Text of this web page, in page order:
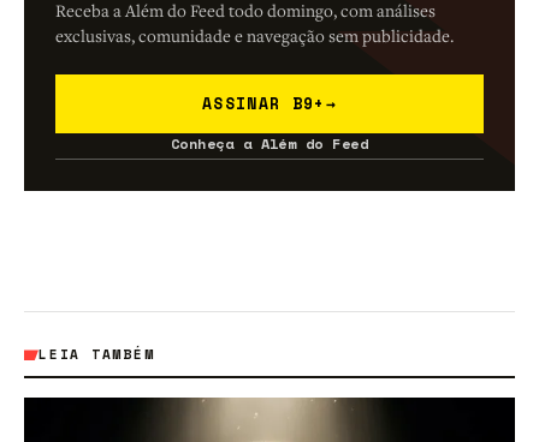
Receba a Além do Feed todo domingo, com análises
exclusivas, comunidade e navegação sem publicidade.
ASSINAR B9+ →
Conheça a Além do Feed
LEIA TAMBÉM